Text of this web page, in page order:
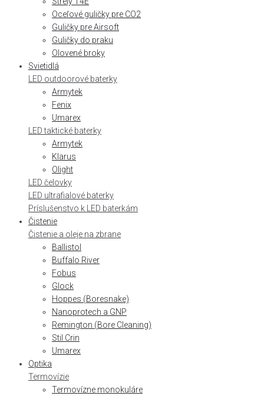
Oceľové guličky pre CO2
Guličky pre Airsoft
Guličky do praku
Olovené broky
Svietidlá
LED outdoorové baterky
Armytek
Fenix
Umarex
LED taktické baterky
Armytek
Klarus
Olight
LED čelovky
LED ultrafialové baterky
Príslušenstvo k LED baterkám
Čistenie
Čistenie a oleje na zbrane
Ballistol
Buffalo River
Fobus
Glock
Hoppes (Boresnake)
Nanoprotech a GNP
Remington (Bore Cleaning)
Stil Crin
Umarex
Optika
Termovízie
Termovízne monokuláre